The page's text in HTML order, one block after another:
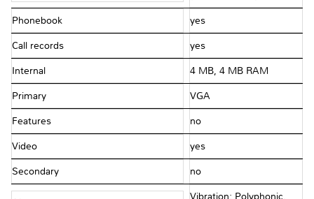
Phonebook yes
Call records yes
Internal 4 MB, 4 MB RAM
Primary VGA
Features no
Video yes
Secondary no